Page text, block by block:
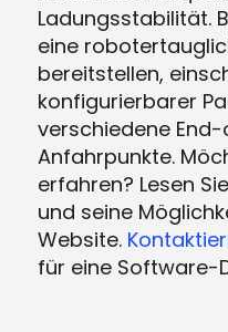
Ladungsstabilität.
eine
bereitstellen,
konfigurierbarer
verschiedene
Anfahrpunkte.
erfahren? Lesen
und seine
Website.
für eine Software-